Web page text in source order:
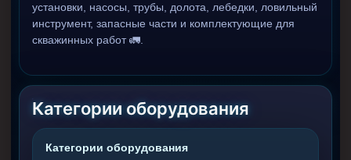
Оборудование для трубопроводов и манифольдов
высокого давления
Задвижки буровые
Буровые насосы
Противовыбросовое оборудование
Системы верхнего привода (СВП)
Элеваторы трубные
установки, насосы, трубы, долота, лебедки, ловильный
инструмент, запасные части и комплектующие для
скважинных работ 🚛.
Категории оборудования
Категории оборудования